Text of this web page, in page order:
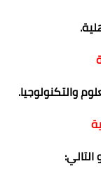
والتكنولوجيا.